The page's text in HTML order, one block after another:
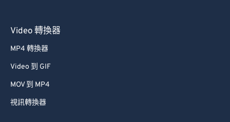
Video 轉換器
MP4 轉換器
Video 到 GIF
MOV 到 MP4
視訊轉換器